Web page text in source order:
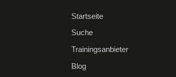
Startseite
Suche
Trainingsanbieter
Blog